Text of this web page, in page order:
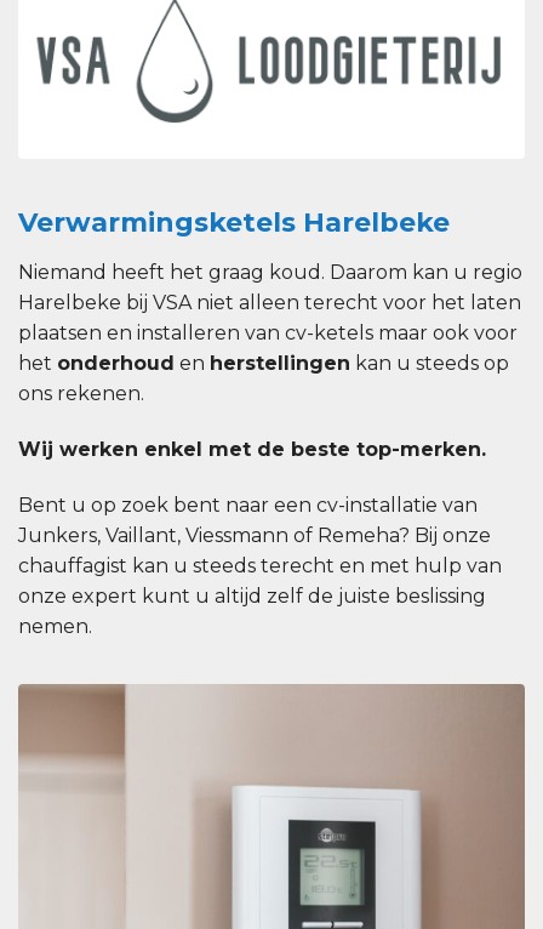
Verwarmingsketels Harelbeke
Niemand heeft het graag koud. Daarom kan u regio
Harelbeke bij VSA niet alleen terecht voor het laten
plaatsen en installeren van cv-ketels maar ook voor
het onderhoud en herstellingen kan u steeds op
ons rekenen.
Wij werken enkel met de beste top-merken.
Bent u op zoek bent naar een cv-installatie van
Junkers, Vaillant, Viessmann of Remeha? Bij onze
chauffagist kan u steeds terecht en met hulp van
onze expert kunt u altijd zelf de juiste beslissing
nemen.